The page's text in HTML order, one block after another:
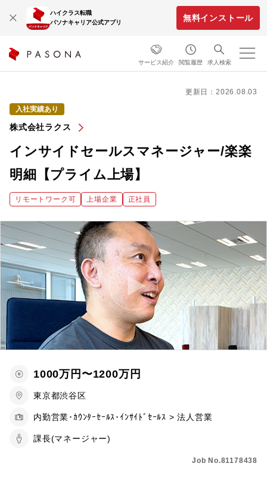
ハイクラス転職
パソナキャリア公式アプリ
無料インストール
サービス紹介 閲覧履歴 求人検索
更新日：2026.08.03
入社実績あり
株式会社ラクス
インサイドセールスマネージャー/楽楽
明細【プライム上場】
リモートワーク可 上場企業 正社員
1000万円〜1200万円
東京都渋谷区
内勤営業･ｶｳﾝﾀｰｾｰﾙｽ･ｲﾝｻｲﾄﾞｾｰﾙｽ > 法人営業
課長(マネージャー)
Job No.81178438